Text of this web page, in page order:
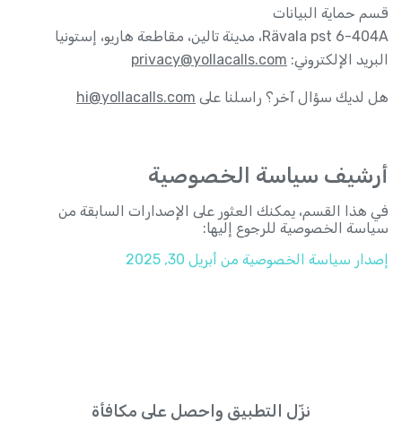
قسم حماية البيانات
Rävala pst 6-404A، مدينة تالين، مقاطعة هاريو، إستونيا
البريد الإلكتروني: privacy@yollacalls.com
هل لديك سؤال آخر؟ راسلنا على hi@yollacalls.com
أرشيف سياسة الخصوصية
في هذا القسم، يمكنك العثور على الإصدارات السابقة من
سياسة الخصوصية للرجوع إليها:
إصدار سياسة الخصوصية من أبريل 30, 2025
نزّل التطبيق واحصل على مكافأة